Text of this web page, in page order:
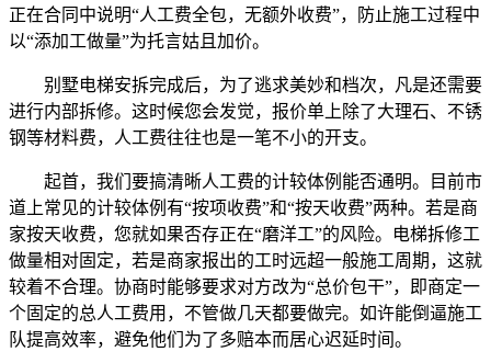
正在合同中说明“人工费全包，无额外收费”，防止施工过程中
以“添加工做量”为托言姑且加价。
别墅电梯安拆完成后，为了逃求美妙和档次，凡是还需要
进行内部拆修。这时候您会发觉，报价单上除了大理石、不锈
钢等材料费，人工费往往也是一笔不小的开支。
起首，我们要搞清晰人工费的计较体例能否通明。目前市
道上常见的计较体例有“按项收费”和“按天收费”两种。若是商
家按天收费，您就如果否存正在“磨洋工”的风险。电梯拆修工
做量相对固定，若是商家报出的工时远超一般施工周期，这就
较着不合理。协商时能够要求对方改为“总价包干”，即商定一
个固定的总人工费用，不管做几天都要做完。如许能倒逼施工
队提高效率，避免他们为了多赔本而居心迟延时间。